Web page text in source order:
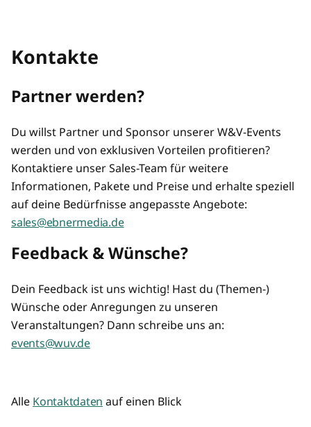
Kontakte
Partner werden?
Du willst Partner und Sponsor unserer W&V-Events
werden und von exklusiven Vorteilen profitieren?
Kontaktiere unser Sales-Team für weitere
Informationen, Pakete und Preise und erhalte speziell
auf deine Bedürfnisse angepasste Angebote:
sales@ebnermedia.de
Feedback & Wünsche?
Dein Feedback ist uns wichtig! Hast du (Themen-)
Wünsche oder Anregungen zu unseren
Veranstaltungen? Dann schreibe uns an:
events@wuv.de
Alle Kontaktdaten auf einen Blick